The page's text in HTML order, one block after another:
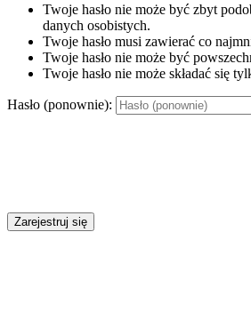
Twoje hasło nie może być zbyt
danych osobistych.
Twoje hasło musi zawierać co
Twoje hasło nie może być
Twoje hasło nie może składać się
Hasło (ponownie):
Zarejestruj się